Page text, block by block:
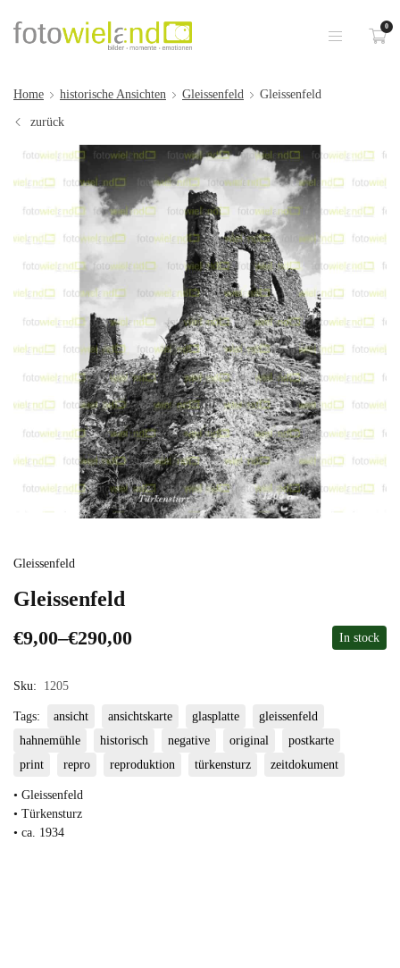
0
Home historische Ansichten Gleissenfeld Gleissenfeld
zurück
Gleissenfeld
Gleissenfeld
€9,00–€290,00 In stock
Sku: 1205
Tags: ansicht ansichtskarte glasplatte
gleissenfeld
hahnemühle
historisch negative original
postkarte
print
repro reproduktion türkensturz zeitdokument
• Gleissenfeld
• Türkensturz
• ca. 1934